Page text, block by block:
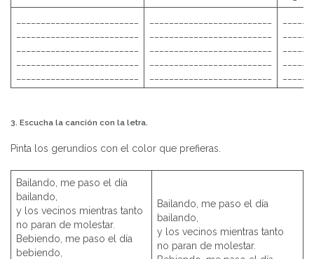
3. Escucha la canción con la letra.
Pinta los gerundios con el color que prefieras.
Bailando, me paso el día
bailando,
y los vecinos mientras tanto
no paran de molestar.
Bebiendo, me paso el día
bebiendo,
Bailando, me paso el día
bailando,
y los vecinos mientras tanto
no paran de molestar.